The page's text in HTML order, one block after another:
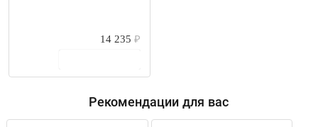
14 235₽
Рекомендации для вас